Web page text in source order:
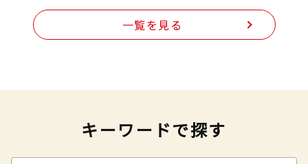
一覧を見る
キーワードで探す